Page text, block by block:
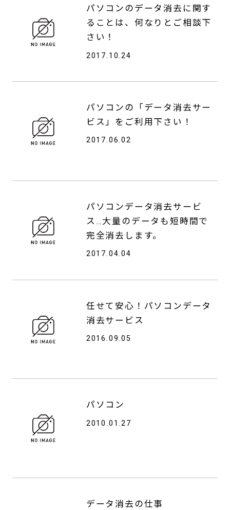
パソコンのデータ消去に関す
ることは、何なりとご相談下
さい！
2017.10.24
パソコンの「データ消去サー
ビス」をご利用下さい！
2017.06.02
パソコンデータ消去サービ
ス…大量のデータも短時間で
完全消去します。
2017.04.04
任せて安心！パソコンデータ
消去サービス
2016.09.05
パソコン
2010.01.27
データ消去の仕事